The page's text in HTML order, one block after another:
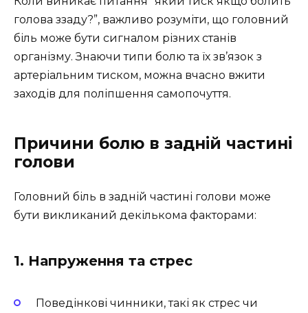
голова ззаду?”, важливо розуміти, що головний
біль може бути сигналом різних станів
організму. Знаючи типи болю та їх зв’язок з
артеріальним тиском, можна вчасно вжити
заходів для поліпшення самопочуття.
Причини болю в задній частині
голови
Головний біль в задній частині голови може
бути викликаний декількома факторами:
1. Напруження та стрес
Поведінкові чинники, такі як стрес чи